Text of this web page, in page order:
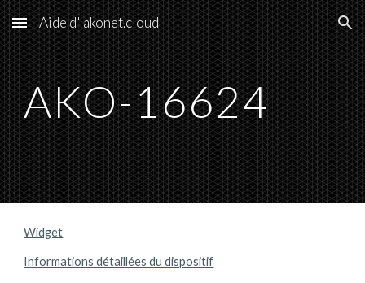
Skip to main content Skip to navigation
Aide d' akonet.cloud
AKO-16624
Widget
Informations détaillées du dispositif